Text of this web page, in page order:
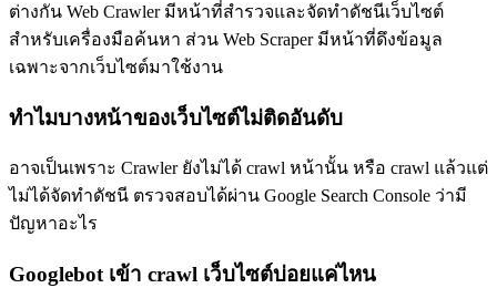
ต่างกัน Web Crawler มีหน้าที่สำรวจและจัดทำดัชนีเว็บไซต์
สำหรับเครื่องมือค้นหา ส่วน Web Scraper มีหน้าที่ดึงข้อมูล
เฉพาะจากเว็บไซต์มาใช้งาน
ทำไมบางหน้าของเว็บไซต์ไม่ติดอันดับ
อาจเป็นเพราะ Crawler ยังไม่ได้ crawl หน้านั้น หรือ crawl แล้วแต่
ไม่ได้จัดทำดัชนี ตรวจสอบได้ผ่าน Google Search Console ว่ามี
ปัญหาอะไร
Googlebot เข้า crawl เว็บไซต์บ่อยแค่ไหน